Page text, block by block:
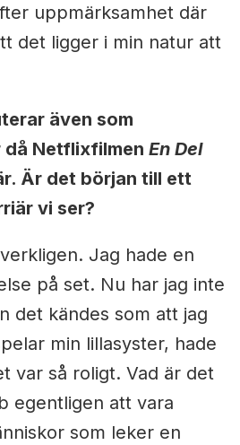
uppmärksamhet där
det ligger i min natur att
även som
då Netflixfilmen En Del
Är det början till ett
vi ser?
Jag hade en
på set. Nu har jag inte
det kändes som att jag
min lillasyster, hade
var så roligt. Vad är det
egentligen att vara
som leker en